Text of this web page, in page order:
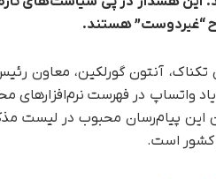
“غیردوست” هستند.
تکناک، آنتون گورلکین، معاون
واتساپ در فهرست نرم‌افزارهای
این پیام‌رسان محبوب در لیست
کشور است.